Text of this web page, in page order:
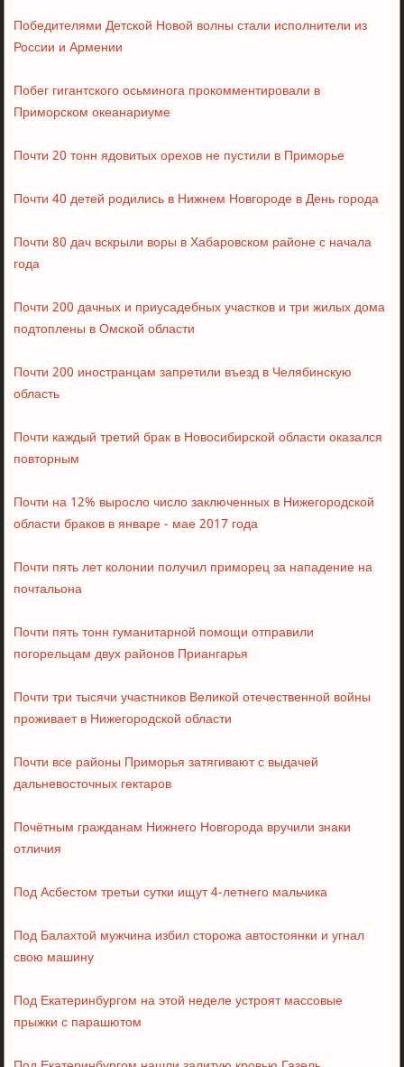
Победителями Детской Новой волны стали исполнители из
России и Армении
Побег гигантского осьминога прокомментировали в
Приморском океанариуме
Почти 20 тонн ядовитых орехов не пустили в Приморье
Почти 40 детей родились в Нижнем Новгороде в День города
Почти 80 дач вскрыли воры в Хабаровском районе с начала
года
Почти 200 дачных и приусадебных участков и три жилых дома
подтоплены в Омской области
Почти 200 иностранцам запретили въезд в Челябинскую
область
Почти каждый третий брак в Новосибирской области оказался
повторным
Почти на 12% выросло число заключенных в Нижегородской
области браков в январе - мае 2017 года
Почти пять лет колонии получил приморец за нападение на
почтальона
Почти пять тонн гуманитарной помощи отправили
погорельцам двух районов Приангарья
Почти три тысячи участников Великой отечественной войны
проживает в Нижегородской области
Почти все районы Приморья затягивают с выдачей
дальневосточных гектаров
Почётным гражданам Нижнего Новгорода вручили знаки
отличия
Под Асбестом третьи сутки ищут 4-летнего мальчика
Под Балахтой мужчина избил сторожа автостоянки и угнал
свою машину
Под Екатеринбургом на этой неделе устроят массовые
прыжки с парашютом